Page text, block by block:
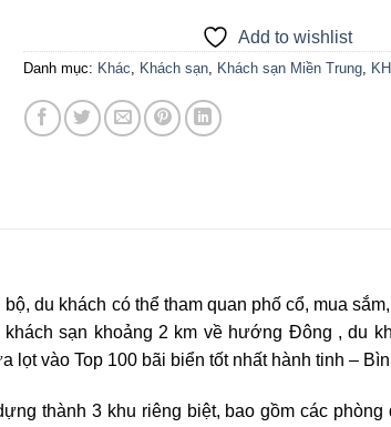
Add to wishlist
Danh mục: Khác, Khách sạn, Khách sạn Miền Trung,
du khách có thể tham quan phố cổ, mua
sạn khoảng 2 km về hướng Đông , du
vào Top 100 bãi biển tốt nhất hành tinh –
thành 3 khu riêng biệt, bao gồm các phòng